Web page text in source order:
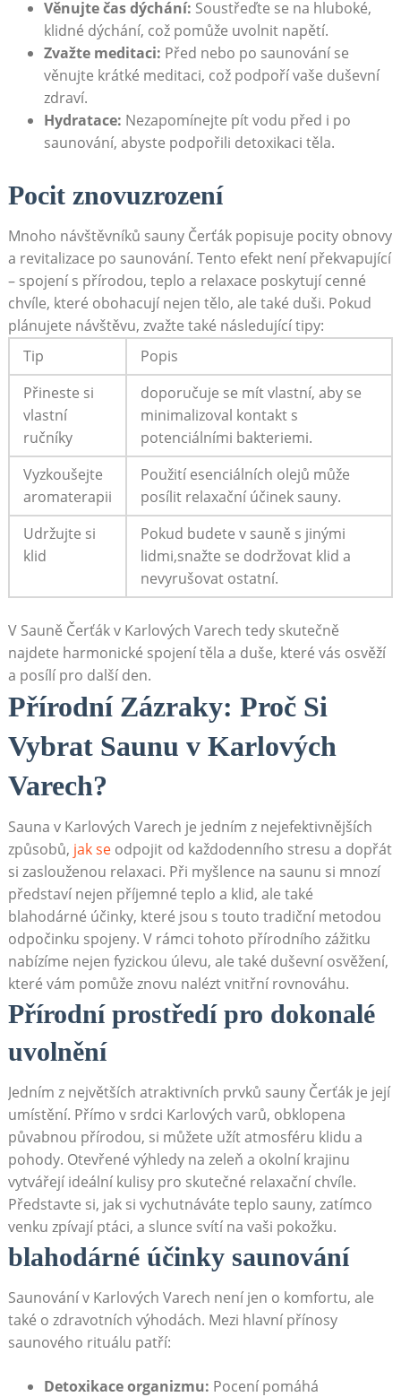
Věnujte čas dýchání: ‌Soustřeďte se na hluboké,
klidné dýchání, což pomůže uvolnit napětí.
Zvažte meditaci: Před nebo po⁢ saunování se
věnujte krátké meditaci, což podpoří vaše duševní
zdraví.
Hydratace: Nezapomínejte pít vodu ⁤před i ‌po
saunování, abyste‍ podpořili⁤ detoxikaci⁢ těla.
Pocit znovuzrození
Mnoho​ návštěvníků sauny⁣ Čerťák popisuje pocity obnovy
a revitalizace po ⁣saunování. Tento efekt není překvapující
– spojení s přírodou, teplo a relaxace poskytují cenné
chvíle, které obohacují nejen tělo, ale‌ také ​duši. Pokud
plánujete návštěvu, zvažte ⁣také následující tipy:
Tip
Popis
Přineste si
vlastní
ručníky
doporučuje se mít vlastní, aby se
minimalizoval kontakt ​s
potenciálními bakteriemi.
Vyzkoušejte
aromaterapii
Použití esenciálních olejů​ může
posílit relaxační účinek ​sauny.
Udržujte si
klid
Pokud budete ⁤v sauně s jinými
lidmi,snažte se dodržovat klid a
nevyrušovat ostatní.
V Sauně Čerťák ⁣v‍ Karlových Varech tedy ⁢skutečně
najdete harmonické spojení těla a duše, které vás osvěží
a posílí pro další den.
Přírodní Zázraky: Proč Si
Vybrat ⁤Saunu v Karlových‍
Varech?
Sauna v Karlových Varech je jedním z nejefektivnějších
způsobů, jak se​ odpojit⁤ od každodenního stresu a dopřát
si zaslouženou relaxaci. Při‌ myšlence na ⁢saunu si mnozí
představí nejen⁢ příjemné teplo​ a klid, ale také
blahodárné účinky, které jsou s touto tradiční⁢ metodou
odpočinku spojeny. V rámci tohoto přírodního zážitku
nabízíme nejen fyzickou ‍úlevu, ale také ‌duševní osvěžení,⁢
které⁣ vám pomůže znovu nalézt vnitřní rovnováhu.
Přírodní prostředí pro dokonalé
uvolnění
Jedním z největších ⁢atraktivních prvků‌ sauny Čerťák je její
umístění. Přímo v‍ srdci Karlových⁣ varů,⁤ obklopena
půvabnou přírodou, si můžete užít atmosféru klidu a
⁤pohody. Otevřené výhledy na zeleň⁤ a okolní krajinu
vytvářejí ideální kulisy pro skutečné relaxační chvíle.
Představte si, jak si vychutnáváte teplo sauny, zatímco
venku zpívají⁣ ptáci, a slunce svítí na vaši⁣ pokožku.
blahodárné účinky​ saunování
Saunování v Karlových Varech‌ není ‍jen‌ o komfortu, ale
také o zdravotních výhodách. Mezi hlavní přínosy
saunového‍ rituálu patří:
Detoxikace organizmu: Pocení pomáhá